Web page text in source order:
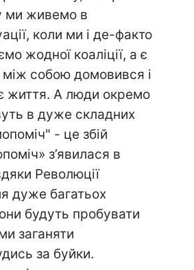
ми живемо в
коли ми і де-факто
жодної коаліції, а є
між собою домовився і
життя. А люди окремо
в дуже складних
- це збій
з’явилася в
Революції
дуже багатьох
будуть пробувати
заганяти
за буйки.